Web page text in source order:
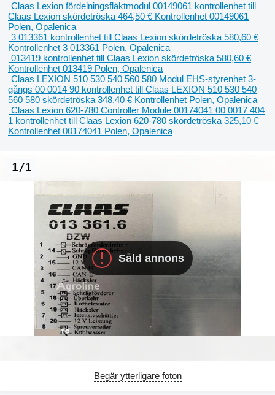
Claas Lexion fördelningsfläktmodul 00149061 kontrollenhet till
Claas Lexion skördetröska 464,50 € Kontrollenhet 00149061
Polen, Opalenica
3 013361 kontrollenhet till Claas Lexion skördetröska 580,60 €
Kontrollenhet 3 013361 Polen, Opalenica
013419 kontrollenhet till Claas Lexion skördetröska 580,60 €
Kontrollenhet 013419 Polen, Opalenica
Claas LEXION 510 530 540 560 580 Modul EHS-styrenhet 3-
gångs 00 0014 90 kontrollenhet till Claas LEXION 510 530 540
560 580 skördetröska 348,40 € Kontrollenhet Polen, Opalenica
Claas Lexion 620-780 Controller Module 00174041 00 0017 404
1 kontrollenhet till Claas Lexion 620-780 skördetröska 325,10 €
Kontrollenhet 00174041 Polen, Opalenica
Såld annons
1/1
Begär ytterligare foton